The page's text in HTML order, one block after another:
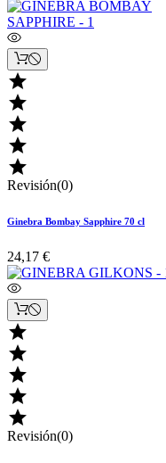





Revisión(0)
Ginebra Bombay Sapphire 70 cl
24,17 €





Revisión(0)